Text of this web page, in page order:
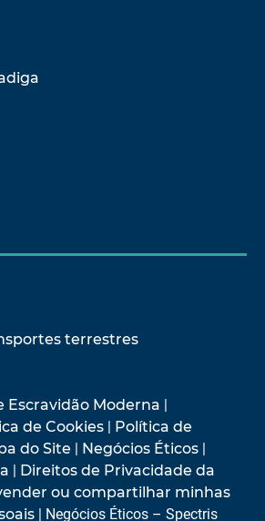
terrestres
Escravidão Moderna |
de Cookies | Política de
do Site | Negócios Éticos |
| Direitos de Privacidade da
ou compartilhar minhas
| Negócios Éticos – Spectris